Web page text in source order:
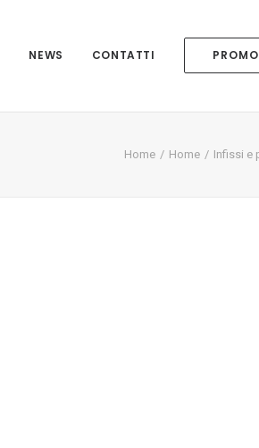
NEWS CONTATTI
Home Home Infissi e